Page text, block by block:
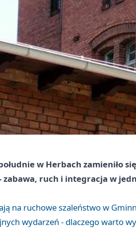
w Herbach zamieniło
zabawa, ruch i integracja w
na ruchowe szaleństwo w
wydarzeń - dlaczego warto